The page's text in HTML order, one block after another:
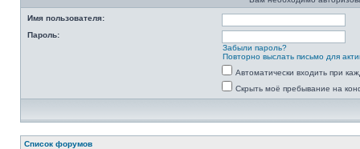
Имя пользователя:
Пароль:
Забыли пароль?
Повторно выслать письмо для
Автоматически входить при
Скрыть моё пребывание на
Список форумов